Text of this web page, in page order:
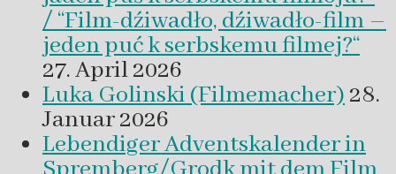
/ “Film-dźiwadło, dźiwadło-film –
jeden puć k serbskemu filmej?“
27. April 2026
Luka Golinski (Filmemacher)28.
Januar 2026
Lebendiger Adventskalender in